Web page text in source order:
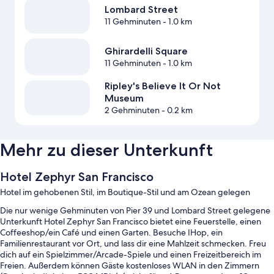
Lombard Street
11 Gehminuten- 1.0 km
Ghirardelli Square
11 Gehminuten- 1.0 km
Ripley's Believe It Or Not
Museum
2 Gehminuten- 0.2 km
Mehr zu dieser Unterkunft
Hotel Zephyr San Francisco
Hotel im gehobenen Stil, im Boutique-Stil und am Ozean gelegen
Die nur wenige Gehminuten von Pier 39 und Lombard Street gelegene
Unterkunft Hotel Zephyr San Francisco bietet eine Feuerstelle, einen
Coffeeshop/ein Café und einen Garten. Besuche IHop, ein
Familienrestaurant vor Ort, und lass dir eine Mahlzeit schmecken. Freu
dich auf ein Spielzimmer/Arcade-Spiele und einen Freizeitbereich im
Freien. Außerdem können Gäste kostenloses WLAN in den Zimmern